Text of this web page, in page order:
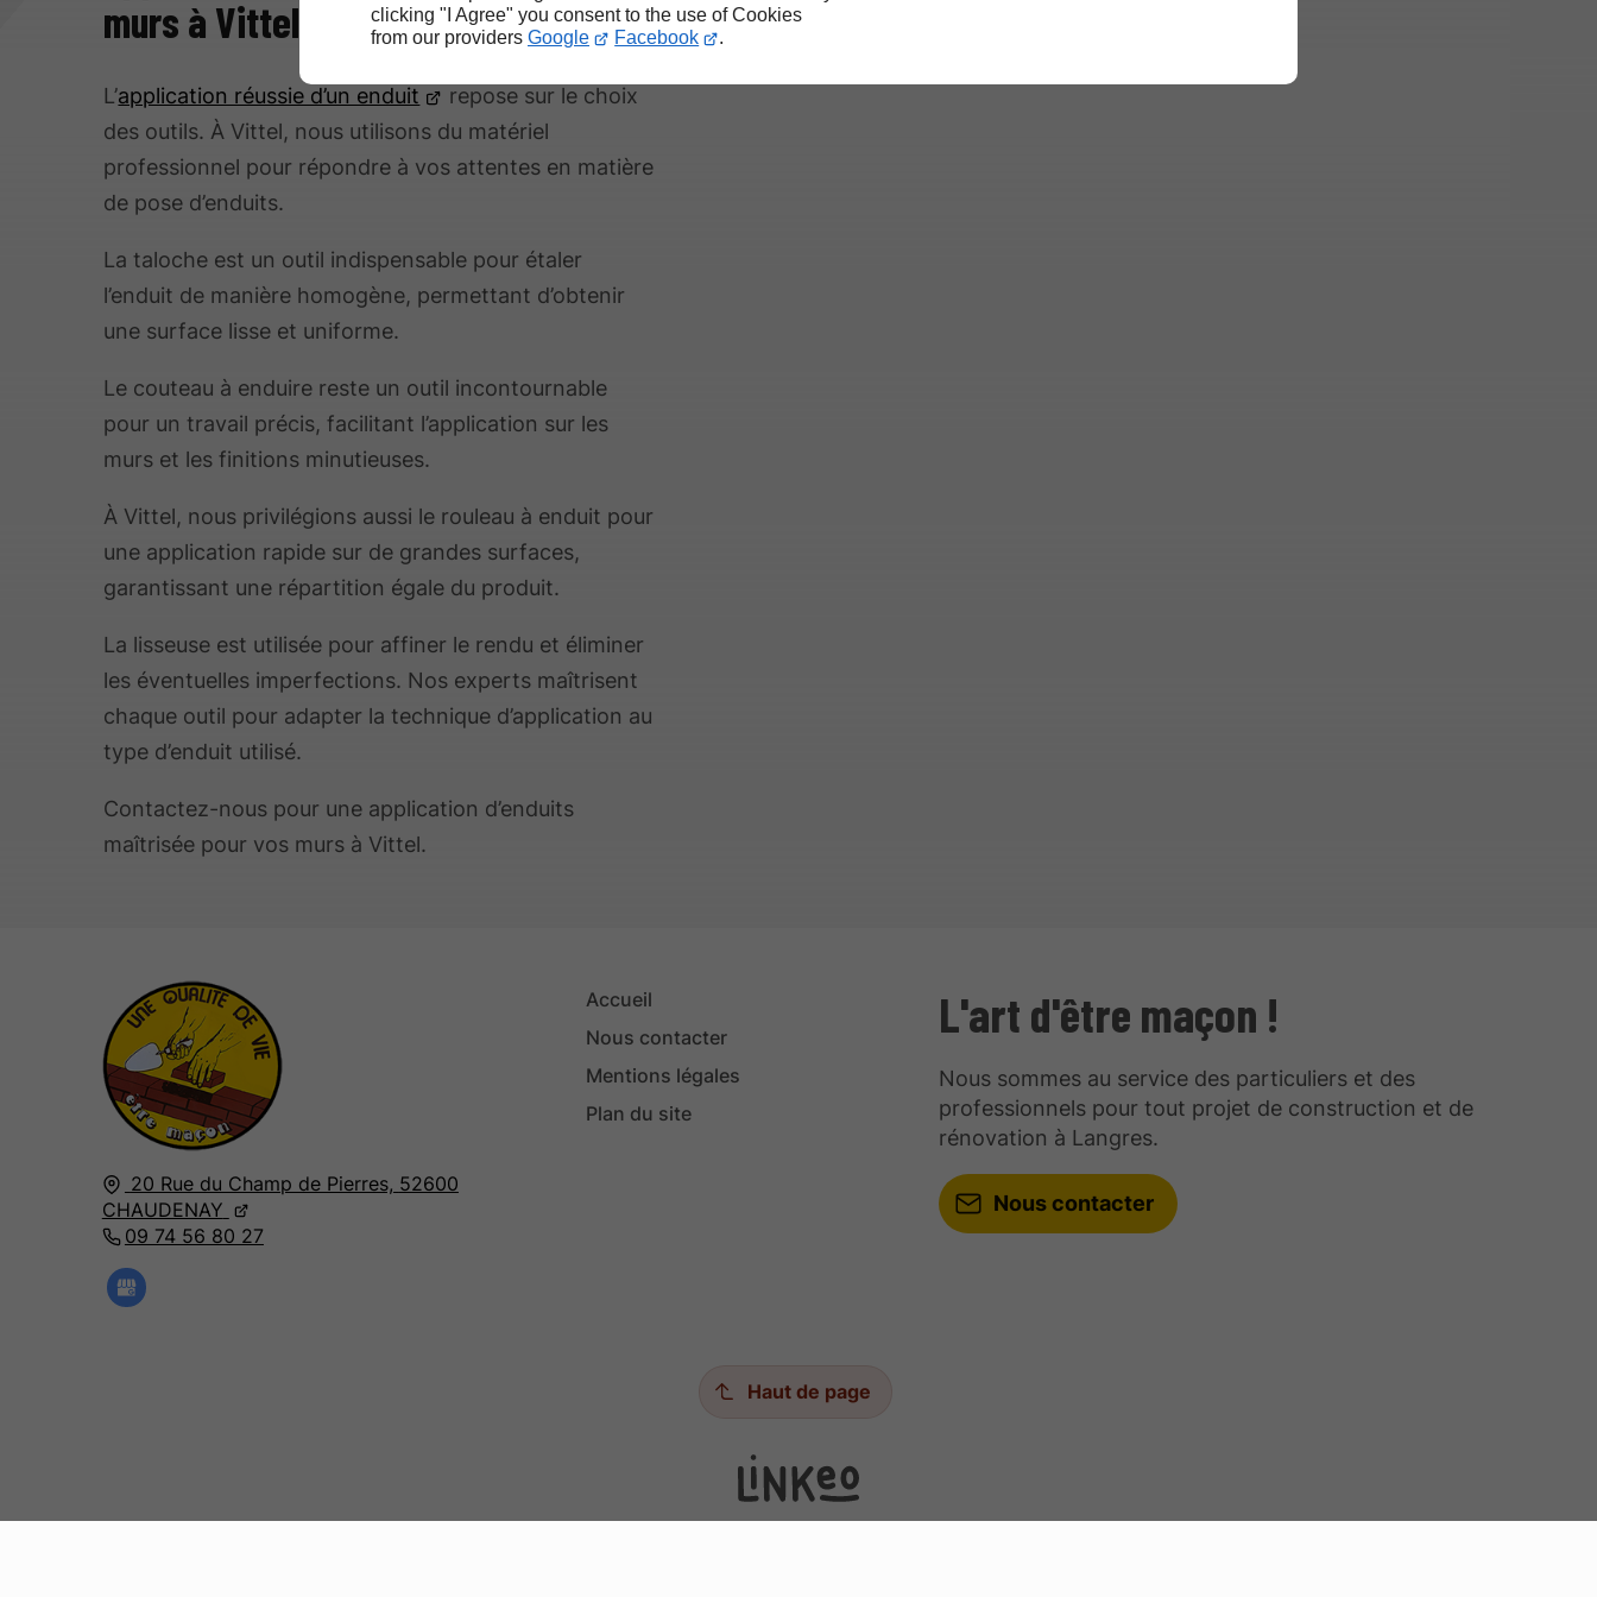
clicking "I Agree" you consent to the use of Cookies
from our providers Google Facebook .
murs à Vittel
L’application réussie d’un enduit
repose sur le choix
des outils. À Vittel, nous utilisons du matériel
professionnel pour répondre à vos attentes en matière
de pose d’enduits.
La taloche est un outil indispensable pour étaler
l’enduit de manière homogène, permettant d’obtenir
une surface lisse et uniforme.
Le couteau à enduire reste un outil incontournable
pour un travail précis, facilitant l’application sur les
murs et les finitions minutieuses.
À Vittel, nous privilégions aussi le rouleau à enduit pour
une application rapide sur de grandes surfaces,
garantissant une répartition égale du produit.
La lisseuse est utilisée pour affiner le rendu et éliminer
les éventuelles imperfections. Nos experts maîtrisent
chaque outil pour adapter la technique d’application au
type d’enduit utilisé.
Contactez-nous pour une application d’enduits
maîtrisée pour vos murs à Vittel.
20 Rue du Champ de Pierres, 52600
CHAUDENAY
09 74 56 80 27
Accueil
Nous contacter
Mentions légales
Plan du site
L'art d'être maçon !
Nous sommes au service des particuliers et des
professionnels pour tout projet de construction et de
rénovation à Langres.
Nous contacter
Haut de page